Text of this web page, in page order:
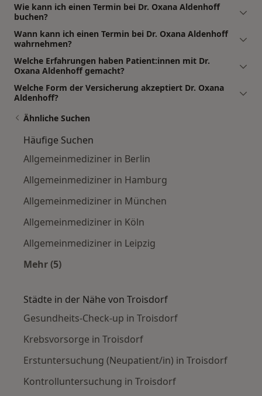
Wie kann ich einen Termin bei Dr. Oxana Aldenhoff
buchen?
Wann kann ich einen Termin bei Dr. Oxana Aldenhoff
wahrnehmen?
Welche Erfahrungen haben Patient:innen mit Dr.
Oxana Aldenhoff gemacht?
Welche Form der Versicherung akzeptiert Dr. Oxana
Aldenhoff?
Ähnliche Suchen
Häufige Suchen
Allgemeinmediziner in Berlin
Allgemeinmediziner in Hamburg
Allgemeinmediziner in München
Allgemeinmediziner in Köln
Allgemeinmediziner in Leipzig
Mehr (5)
Städte in der Nähe von Troisdorf
Gesundheits-Check-up in Troisdorf
Krebsvorsorge in Troisdorf
Erstuntersuchung (Neupatient/in) in Troisdorf
Kontrolluntersuchung in Troisdorf